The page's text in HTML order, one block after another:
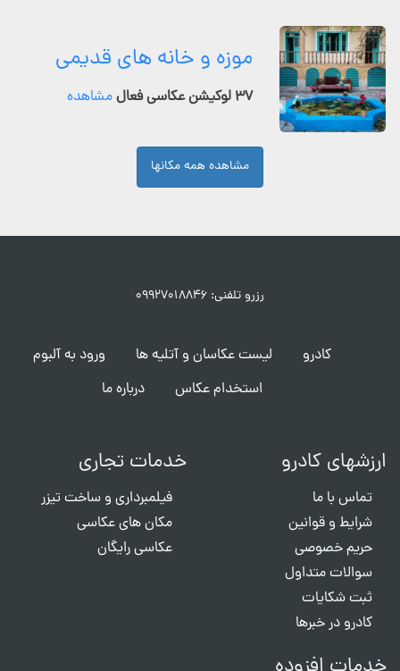
موزه و خانه های قدیمی
۳۷ لوکیشن عکاسی فعال مشاهده
مشاهده همه مکانها
رزرو تلفنی: ۰۹۹۲۷۰۱۸۸۴۶
کادرو لیست عکاسان و آتلیه ها
ورود به آلبوم
استخدام عکاس
درباره ما
ارزشهای کادرو
تماس با ما
شرایط و قوانین
حریم خصوصی
سوالات متداول
ثبت شکایات
کادرو در خبرها
خدمات تجاری
فیلمبرداری و ساخت تیزر
مکان های عکاسی
عکاسی رایگان